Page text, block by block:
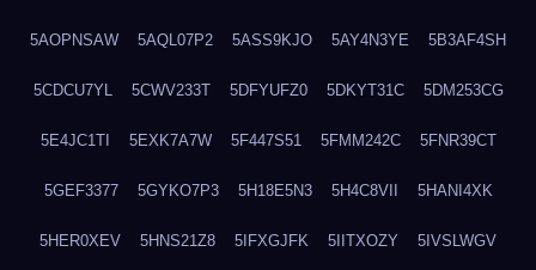
5AOPNSAW 5AQL07P2 5ASS9KJO 5AY4N3YE 5B3AF4SH
5CDCU7YL 5CWV233T 5DFYUFZ0 5DKYT31C 5DM253CG
5E4JC1TI 5EXK7A7W 5F447S51 5FMM242C 5FNR39CT
5GEF3377 5GYKO7P3 5H18E5N3 5H4C8VII 5HANI4XK
5HER0XEV 5HNS21Z8 5IFXGJFK 5IITXOZY 5IVSLWGV